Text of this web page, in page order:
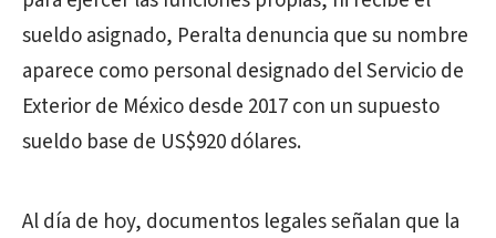
sueldo asignado, Peralta denuncia que su nombre
aparece como personal designado del Servicio de
Exterior de México desde 2017 con un supuesto
sueldo base de US$920 dólares.
Al día de hoy, documentos legales señalan que la